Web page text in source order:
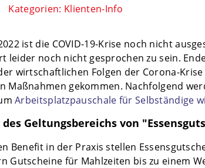
Kategorien: Klienten-Info
ist die COVID-19-Krise noch nicht
leider noch nicht gesprochen zu sein.
wirtschaftlichen Folgen der Corona-
Maßnahmen gekommen. Nachfolgend
Arbeitsplatzpauschale für Selbständige
Geltungsbereichs von
Benefit in der Praxis stellen
Gutscheine für Mahlzeiten bis zu einem